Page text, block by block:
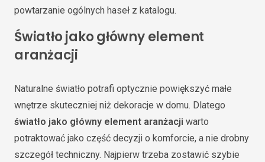
powtarzanie ogólnych haseł z katalogu.
Światło jako główny element
aranżacji
Naturalne światło potrafi optycznie powiększyć małe
wnętrze skuteczniej niż dekoracje w domu. Dlatego
światło jako główny element aranżacji warto
potraktować jako część decyzji o komforcie, a nie drobny
szczegół techniczny. Najpierw trzeba zostawić szybie